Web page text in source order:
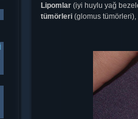
Lipomlar (iyi huylu yağ
tümörleri (glomus tümörleri),